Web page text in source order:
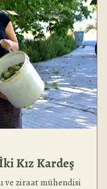
Kız Kardeş
ve ziraat mühendisi